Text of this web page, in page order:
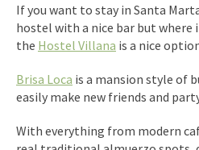
If you want to stay in Santa
hostel with a nice bar but
the Hostel Villana is a nice
Brisa Loca is a mansion style of
easily make new friends and
With everything from modern